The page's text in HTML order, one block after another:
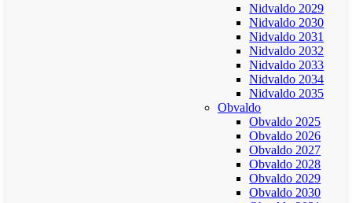
Nidvaldo 2029
Nidvaldo 2030
Nidvaldo 2031
Nidvaldo 2032
Nidvaldo 2033
Nidvaldo 2034
Nidvaldo 2035
Obvaldo
Obvaldo 2025
Obvaldo 2026
Obvaldo 2027
Obvaldo 2028
Obvaldo 2029
Obvaldo 2030